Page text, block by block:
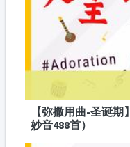
【弥撒用曲-圣诞
妙音488首）